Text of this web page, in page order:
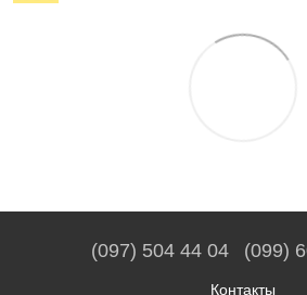
(097) 504 44 04 (099)
Контакты